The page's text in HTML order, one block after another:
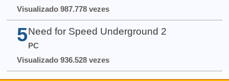
Visualizado 987.778 vezes
5 Need for Speed Underground 2
PC
Visualizado 936.528 vezes